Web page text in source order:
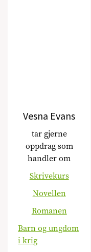
Vesna Evans
tar gjerne
oppdrag som
handler om
Skrivekurs
Novellen
Romanen
Barn og ungdom
i krig